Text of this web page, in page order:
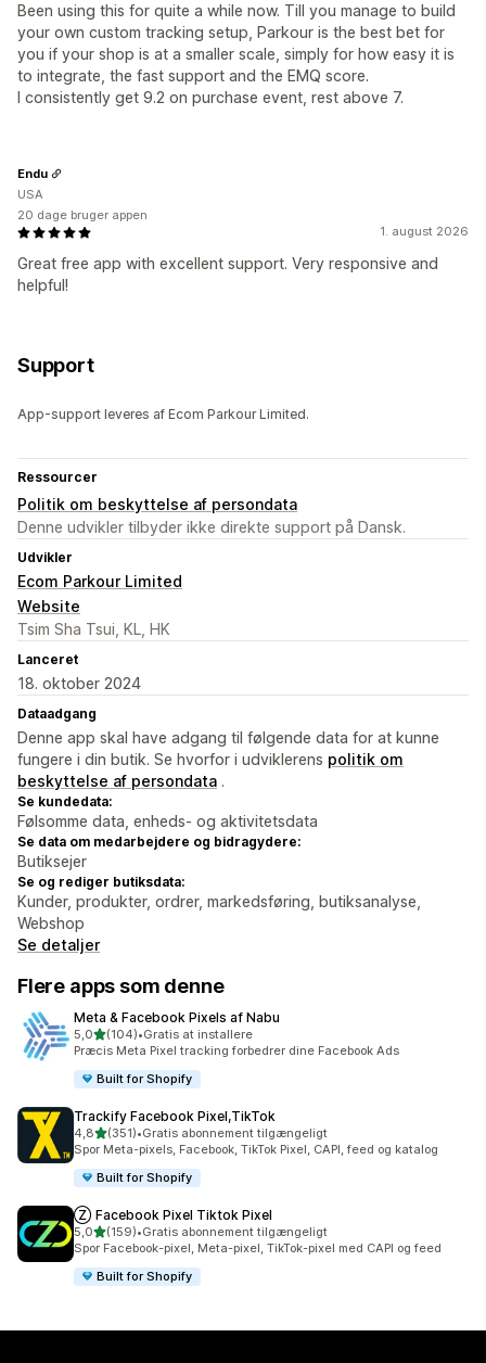
Been using this for quite a while now. Till you manage to build
your own custom tracking setup, Parkour is the best bet for
you if your shop is at a smaller scale, simply for how easy it is
to integrate, the fast support and the EMQ score.
I consistently get 9.2 on purchase event, rest above 7.
1. august 2026
Great free app with excellent support. Very responsive and
helpful!
Endu
USA
20 dage bruger appen
Support
App-support leveres af Ecom Parkour Limited.
Ressourcer
Politik om beskyttelse af persondata
Denne udvikler tilbyder ikke direkte support på Dansk.
Udvikler
Ecom Parkour Limited
Website
Tsim Sha Tsui, KL, HK
Lanceret
18. oktober 2024
Dataadgang
Denne app skal have adgang til følgende data for at kunne
fungere i din butik. Se hvorfor i udviklerens politik om
beskyttelse af persondata .
Se kundedata:
Følsomme data, enheds- og aktivitetsdata
Se data om medarbejdere og bidragydere:
Butiksejer
Se og rediger butiksdata:
Kunder, produkter, ordrer, markedsføring, butiksanalyse,
Webshop
Se detaljer
Flere apps som denne
Meta & Facebook Pixels af Nabu
5,0ud af 5 stjerner
(104)
104 anmeldelser i alt
•Gratis at installere
Præcis Meta Pixel tracking forbedrer dine Facebook Ads
Built for Shopify
Trackify Facebook Pixel,TikTok
4,8ud af 5 stjerner
(351)
351 anmeldelser i alt
•Gratis abonnement tilgængeligt
Spor Meta-pixels, Facebook, TikTok Pixel, CAPI, feed og katalog
Built for Shopify
Ⓩ Facebook Pixel Tiktok Pixel
5,0ud af 5 stjerner
(159)
159 anmeldelser i alt
•Gratis abonnement tilgængeligt
Spor Facebook-pixel, Meta-pixel, TikTok-pixel med CAPI og feed
Built for Shopify